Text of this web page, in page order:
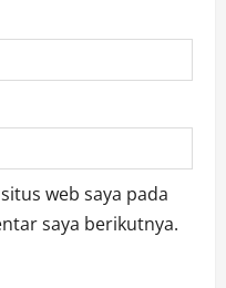
web saya pada
saya berikutnya.